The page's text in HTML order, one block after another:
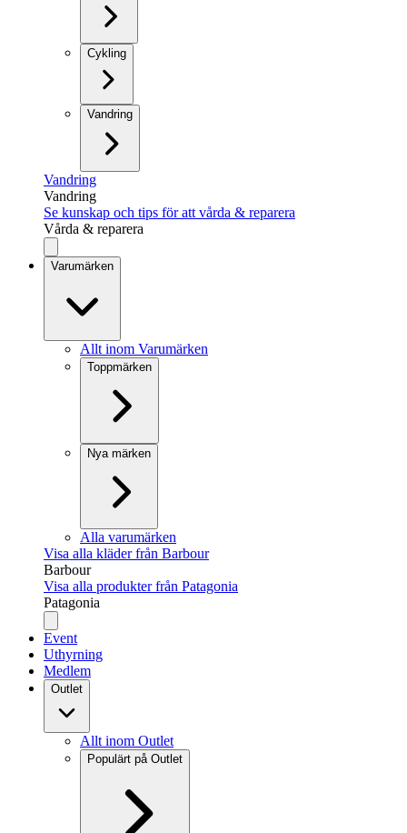
Cykling
Vandring
Vandring
Vandring
Se kunskap och tips för att vårda & reparera
Vårda & reparera
Varumärken
Allt inom Varumärken
Toppmärken
Nya märken
Alla varumärken
Visa alla kläder från Barbour
Barbour
Visa alla produkter från Patagonia
Patagonia
Event
Uthyrning
Medlem
Outlet
Allt inom Outlet
Populärt på Outlet